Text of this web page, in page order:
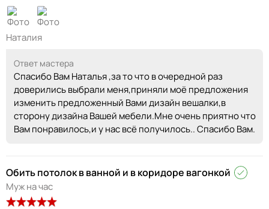
Наталия
Ответ мастера
Спасибо Вам Наталья ,за то что в очередной раз
доверились выбрали меня,приняли моё предложения
изменить предложенный Вами дизайн вешалки,в
сторону дизайна Вашей мебели.Мне очень приятно что
Вам понравилось,и у нас всё получилось.. Спасибо Вам.
Обить потолок в ванной и в коридоре вагонкой
Муж на час